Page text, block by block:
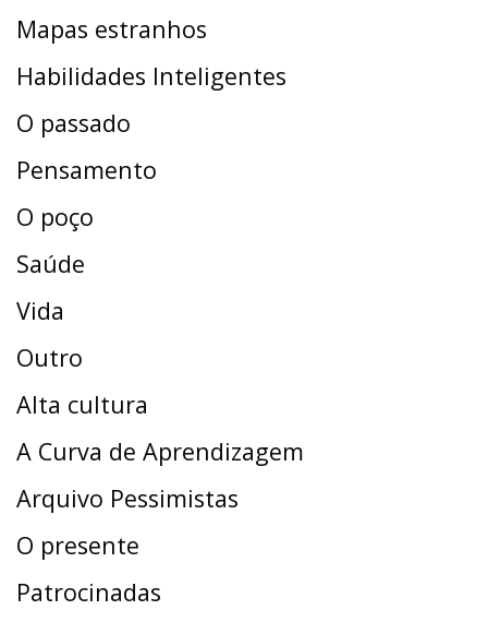
Mapas estranhos
Habilidades Inteligentes
O passado
Pensamento
O poço
Saúde
Vida
Outro
Alta cultura
A Curva de Aprendizagem
Arquivo Pessimistas
O presente
Patrocinadas